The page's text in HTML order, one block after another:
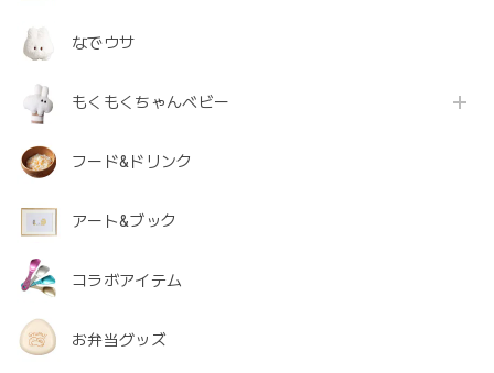
なでウサ
もくもくちゃんベビー
フード&ドリンク
アート&ブック
コラボアイテム
お弁当グッズ